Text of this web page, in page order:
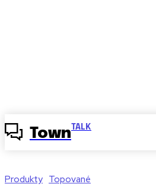
Town TALK
Produkty Topované